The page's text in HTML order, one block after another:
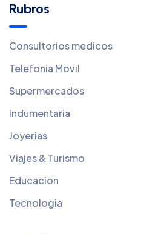
Rubros
Consultorios medicos
Telefonia Movil
Supermercados
Indumentaria
Joyerias
Viajes & Turismo
Educacion
Tecnologia